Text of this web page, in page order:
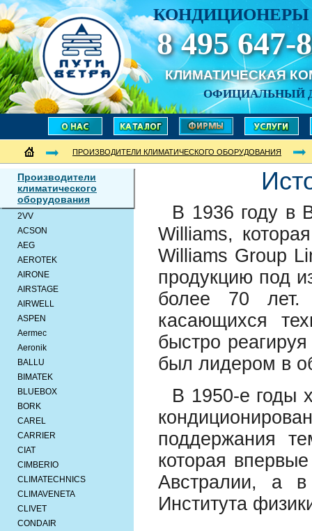
КОНДИЦИОНЕРЫ
8 495 647-
КЛИМАТИЧЕСКАЯ
ОФИЦИАЛЬНЫЙ
ПРОИЗВОДИТЕЛИ КЛИМАТИЧЕСКОГО ОБОРУДОВАНИЯ
Производители
климатического
оборудования
2VV
ACSON
AEG
AEROTEK
AIRONE
AIRSTAGE
AIRWELL
ASPEN
Aermec
Aeronik
BALLU
BIMATEK
BLUEBOX
BORK
CAREL
CARRIER
CIAT
CIMBERIO
CLIMATECHNICS
CLIMAVENETA
CLIVET
CONDAIR
В 1936 году в
Williams,
Williams Group
продукцию под
более 70 лет.
касающихся
быстро
был лидером в
В 1950-е годы
поддержания
которая
Австралии, а
Института